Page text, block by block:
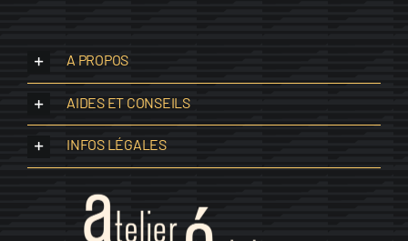
A PROPOS
AIDES ET CONSEILS
INFOS LÉGALES